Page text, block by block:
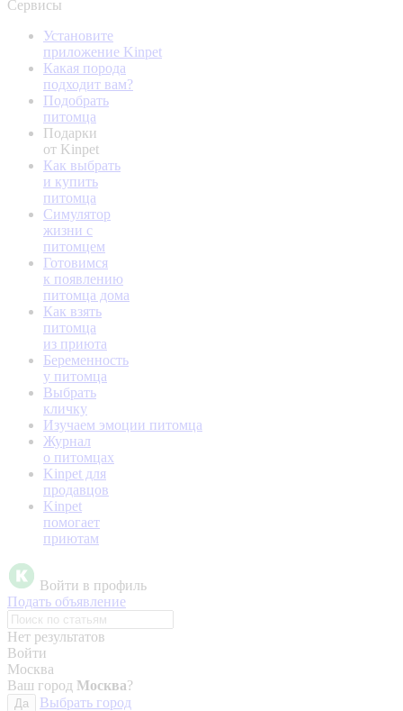
Сервисы
Установите
приложение Kinpet
Какая порода
подходит вам?
Подобрать
питомца
Подарки
от Kinpet
Как выбрать
и купить
питомца
Симулятор
жизни с
питомцем
Готовимся
к появлению
питомца дома
Как взять
питомца
из приюта
Беременность
у питомца
Выбрать
кличку
Изучаем эмоции питомца
Журнал
о питомцах
Kinpet для
продавцов
Kinpet
помогает
приютам
Войти в профиль
Подать объявление
Нет результатов
Войти
Москва
Ваш город Москва?
Да
Выбрать город